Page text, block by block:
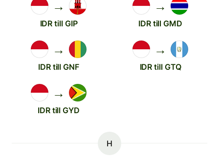
→
IDR till GIP
→
IDR till GMD
→
IDR till GNF
→
IDR till GTQ
→
IDR till GYD
H